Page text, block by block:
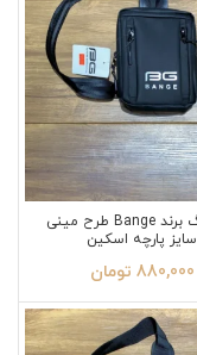
بادی بگ برند Bange طرح مینی
سایز پارچه اسکین
880,000 تومان